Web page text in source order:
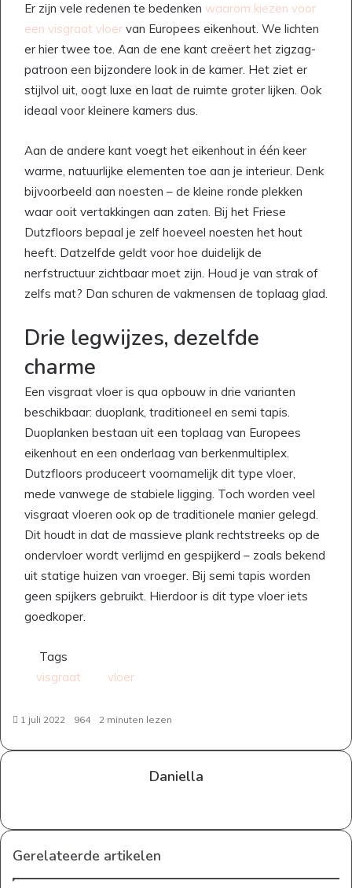
Er zijn vele redenen te bedenken waarom kiezen voor
een visgraat vloer van Europees eikenhout. We lichten
er hier twee toe. Aan de ene kant creëert het zigzag-
patroon een bijzondere look in de kamer. Het ziet er
stijlvol uit, oogt luxe en laat de ruimte groter lijken. Ook
ideaal voor kleinere kamers dus.
Aan de andere kant voegt het eikenhout in één keer
warme, natuurlijke elementen toe aan je interieur. Denk
bijvoorbeeld aan noesten – de kleine ronde plekken
waar ooit vertakkingen aan zaten. Bij het Friese
Dutzfloors bepaal je zelf hoeveel noesten het hout
heeft. Datzelfde geldt voor hoe duidelijk de
nerfstructuur zichtbaar moet zijn. Houd je van strak of
zelfs mat? Dan schuren de vakmensen de toplaag glad.
Drie legwijzes, dezelfde
charme
Een visgraat vloer is qua opbouw in drie varianten
beschikbaar: duoplank, traditioneel en semi tapis.
Duoplanken bestaan uit een toplaag van Europees
eikenhout en een onderlaag van berkenmultiplex.
Dutzfloors produceert voornamelijk dit type vloer,
mede vanwege de stabiele ligging. Toch worden veel
visgraat vloeren ook op de traditionele manier gelegd.
Dit houdt in dat de massieve plank rechtstreeks op de
ondervloer wordt verlijmd en gespijkerd – zoals bekend
uit statige huizen van vroeger. Bij semi tapis worden
geen spijkers gebruikt. Hierdoor is dit type vloer iets
goedkoper.
Tags
visgraat
vloer
1 juli 2022 964 2 minuten lezen
Daniella
Gerelateerde artikelen